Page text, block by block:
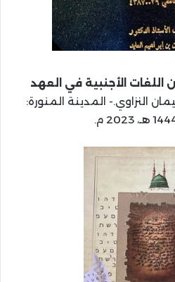
اللغات الأجنبية في العهد
النزاوي.- المدينة المنورة: